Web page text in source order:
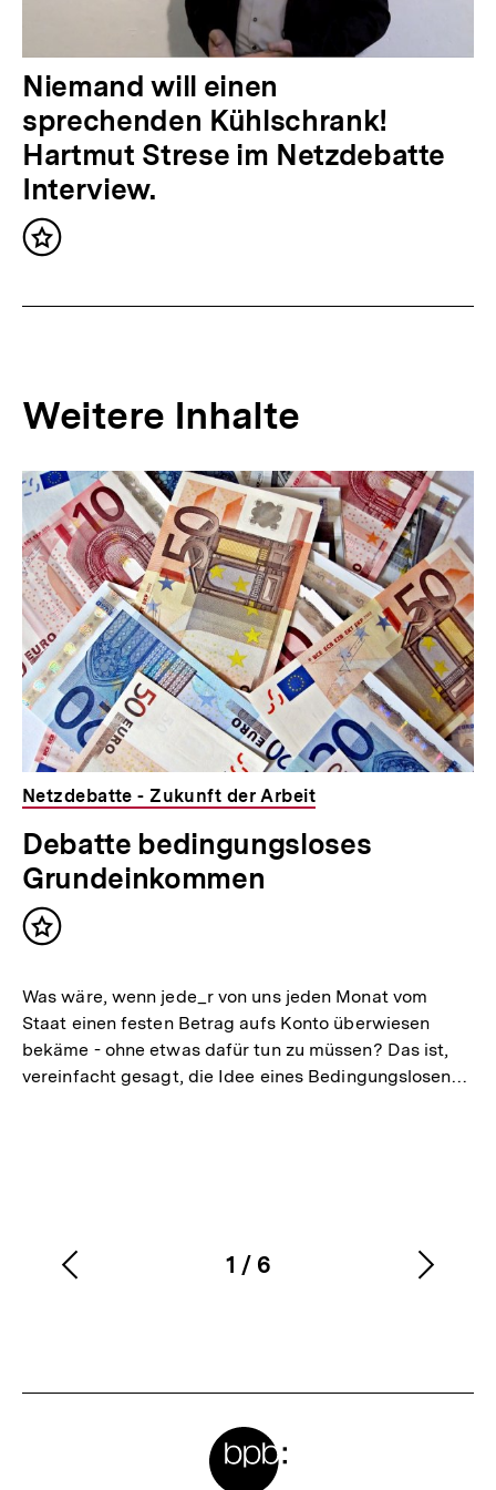
l
t
:
N
ä
c
h
s
t
n
h
a
l
t
:
Niemand will einen
sprechenden Kühlschrank!
Hartmut Strese im Netzdebatte
Interview.
Inhalt
Weitere Inhalte
Inhaltskarousell
für
weitere
Inhalte
Inhaltskarussell
überspringen
Netzdebatte - Zukunft der Arbeit
Debatte bedingungsloses
Grundeinkommen
Inhalt
Was wäre, wenn jede_r von uns jeden Monat vom
Staat einen festen Betrag aufs Konto überwiesen
bekäme - ohne etwas dafür tun zu müssen? Das ist,
vereinfacht gesagt, die Idee eines Bedingungslosen…
Karussellinhalt
1
von
/ 6
Vorherigen